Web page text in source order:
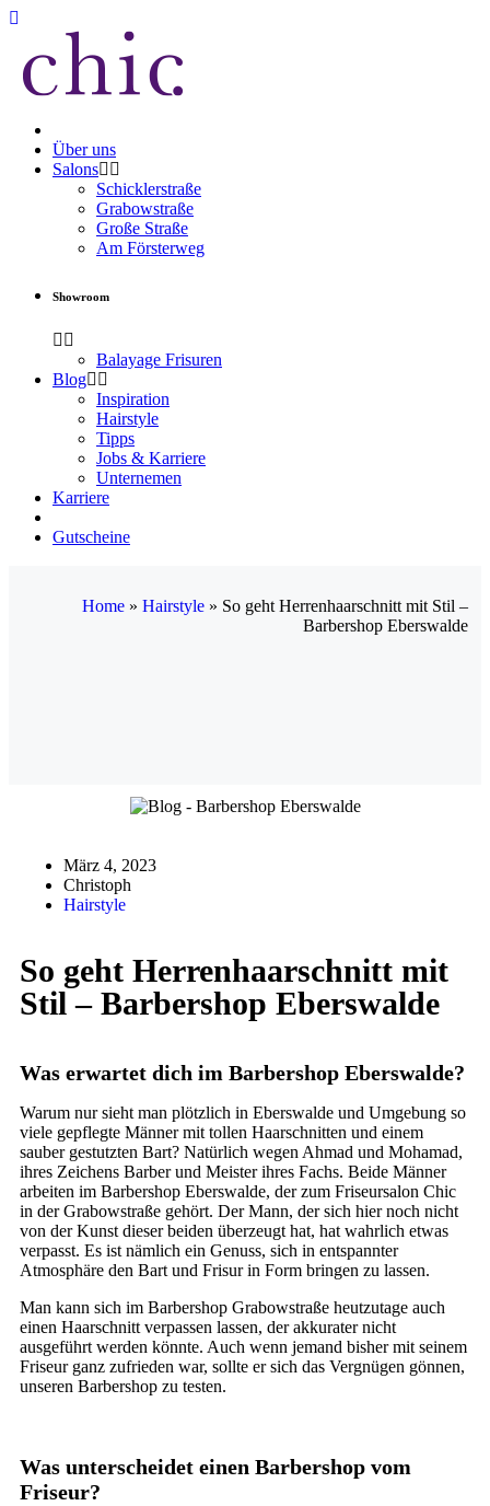
Über uns
Salons
Schicklerstraße
Grabowstraße
Große Straße
Am Försterweg
Showroom
Balayage Frisuren
Blog
Inspiration
Hairstyle
Tipps
Jobs & Karriere
Unternemen
Karriere
Gutscheine
Home » Hairstyle » So geht Herrenhaarschnitt mit Stil –
Barbershop Eberswalde
März 4, 2023
Christoph
Hairstyle
So geht Herrenhaarschnitt mit
Stil – Barbershop Eberswalde
Was erwartet dich im Barbershop Eberswalde?
Warum nur sieht man plötzlich in Eberswalde und Umgebung so
viele gepflegte Männer mit tollen Haarschnitten und einem
sauber gestutzten Bart? Natürlich wegen Ahmad und Mohamad,
ihres Zeichens Barber und Meister ihres Fachs. Beide Männer
arbeiten im Barbershop Eberswalde, der zum Friseursalon Chic
in der Grabowstraße gehört. Der Mann, der sich hier noch nicht
von der Kunst dieser beiden überzeugt hat, hat wahrlich etwas
verpasst. Es ist nämlich ein Genuss, sich in entspannter
Atmosphäre den Bart und Frisur in Form bringen zu lassen.
Man kann sich im Barbershop Grabowstraße heutzutage auch
einen Haarschnitt verpassen lassen, der akkurater nicht
ausgeführt werden könnte. Auch wenn jemand bisher mit seinem
Friseur ganz zufrieden war, sollte er sich das Vergnügen gönnen,
unseren Barbershop zu testen.
Was unterscheidet einen Barbershop vom
Friseur?